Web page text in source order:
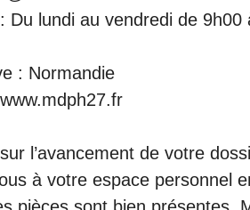
Du lundi au vendredi de
: Normandie
l’avancement de votre
à votre espace personnel